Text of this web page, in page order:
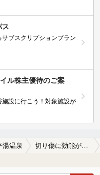
ス
ブスクリプションプラン
ル株主優待のご案
設に行こう！対象施設が
湯温泉